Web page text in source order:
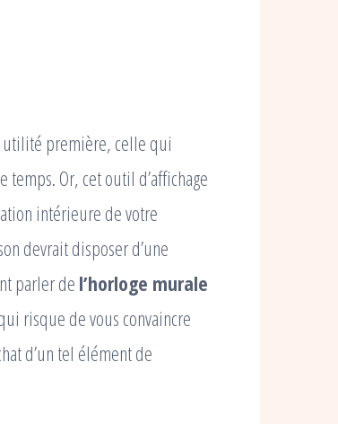
utilité première, celle qui
Or, cet outil d’affichage
intérieure de votre
devrait disposer d’une
parler de l’horloge murale
risque de vous convaincre
d’un tel élément de